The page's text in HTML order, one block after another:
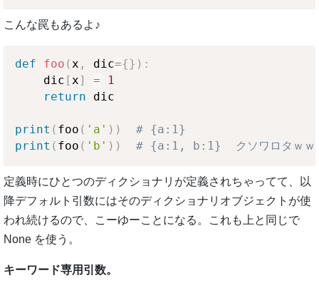
こんな罠もあるよ♪
def foo (x , dic={} ) :
    dic
[x] =
1
return dic
print ( foo ( 'a' ) )
# {a:1}
print ( foo ( 'b' ) ) # {a:1, b:1}  クソワロタｗｗ
定義時にひとつのディクショナリが定義されちゃってて、以
降デフォルト引数にはそのディクショナリオブジェクトが使
われ続けるので、こーゆーことになる。これも上と同じで
None を使う。
キーワード専用引数。